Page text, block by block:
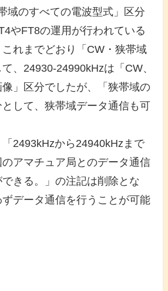
域のすべての電波型式」区分
やFT8の運用が行われている
れまでどおり「CW・狭帯域
、24930-24990kHzは「CW、
」区分でしたが、「狭帯域の
して、狭帯域データ通信も可
2493kHzから24940kHzまで
アマチュア局とのデータ通信
きる。」の注記は削除とな
データ通信を行うことが可能